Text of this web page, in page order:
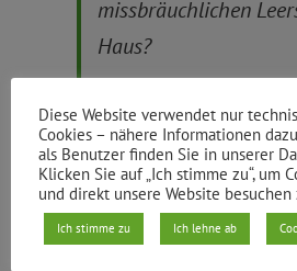
missbräuchlichen
Haus?
Für die Wohnungen 1. OG
5. OG links und 5. OG
Leerstandsgenehmigungen
31.07.2022 erteilt.
Diese Website verwendet nur
Cookies – nähere Informationen
als Benutzer finden Sie in unserer
Klicken Sie auf „Ich stimme zu“, um
und direkt unsere Website besuchen
Ich stimme zu Ich lehne ab